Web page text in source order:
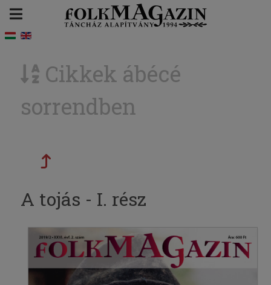
Cikkek ábécé
sorrendben
A tojás - I. rész